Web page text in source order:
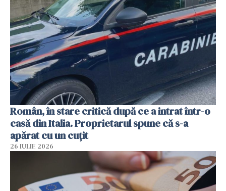
Român, în stare critică după ce a intrat într-o
casă din Italia. Proprietarul spune că s-a
apărat cu un cuțit
26 IULIE 2026